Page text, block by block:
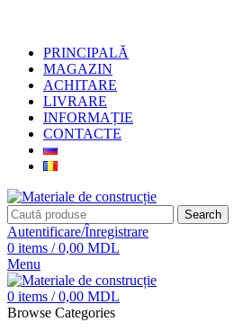
PRINCIPALĂ
MAGAZIN
ACHITARE
LIVRARE
INFORMAȚIE
CONTACTE
Search
Autentificare/Înregistrare
0 items / 0,00 MDL
Menu
0 items / 0,00 MDL
Browse Categories